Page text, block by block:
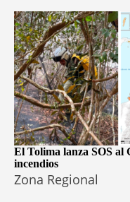
El Tolima lanza SOS al
incendios
Zona Regional